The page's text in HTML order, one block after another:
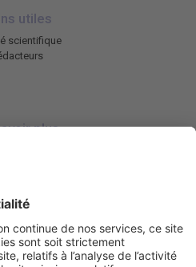
utiles
scientifique
plus
à notre newsletter